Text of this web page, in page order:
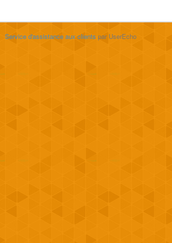
Service d'assistance aux clients par UserEcho